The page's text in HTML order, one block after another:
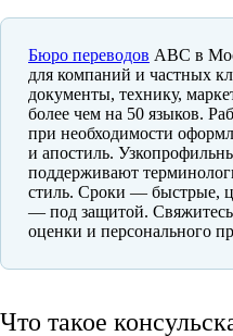
Бюро переводов ABC в
для компаний и частных
документы, технику,
более чем на 50 языков.
при необходимости
и апостиль.
поддерживают
стиль. Сроки — быстрые,
— под защитой. Свяжитесь
оценки и персонального
Что такое